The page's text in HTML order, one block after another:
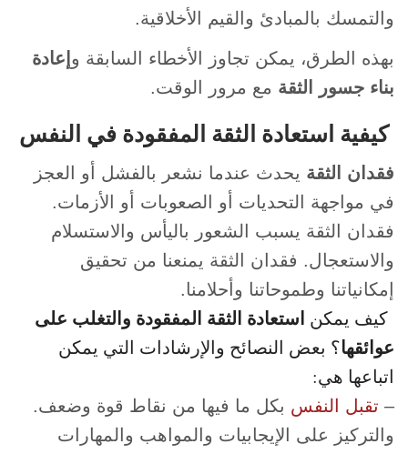
والتمسك بالمبادئ والقيم الأخلاقية.
بهذه الطرق، يمكن تجاوز الأخطاء السابقة و إعادة
بناء جسور الثقة مع مرور الوقت.
كيفية استعادة الثقة المفقودة في النفس
فقدان الثقة يحدث عندما نشعر بالفشل أو العجز
في مواجهة التحديات أو الصعوبات أو الأزمات.
فقدان الثقة يسبب الشعور باليأس والاستسلام
والاستعجال. فقدان الثقة يمنعنا من تحقيق
إمكانياتنا وطموحاتنا وأحلامنا.
كيف يمكن استعادة الثقة المفقودة والتغلب على
عوائقها؟ بعض النصائح والإرشادات التي يمكن
اتباعها هي:
– تقبل النفس بكل ما فيها من نقاط قوة وضعف.
والتركيز على الإيجابيات والمواهب والمهارات